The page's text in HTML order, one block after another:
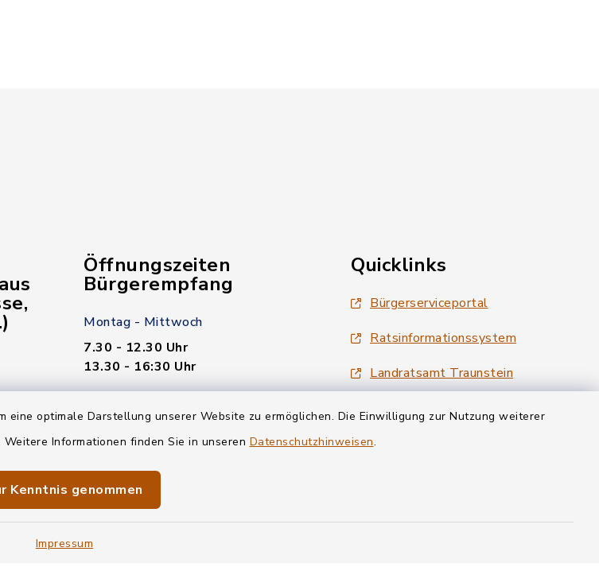
optimale Darstellung unserer Website zu ermöglichen. Die Einwilligung zur Nutzung weiterer
Informationen finden Sie in unseren Datenschutzhinweisen.
Kenntnis genommen
Impressum
Öffnungszeiten
Bürgerempfang
Montag - Mittwoch
7.30 - 12.30 Uhr
13.30 - 16:30 Uhr
13.30 - 18.00 Uhr
Freitag
7.30 - 12.30 Uhr
Quicklinks
Bürgerserviceportal
Ratsinformationssystem
Landratsamt Traunstein
Tourismus Siegsdorf
Wirtschaftsregion Chiemgau